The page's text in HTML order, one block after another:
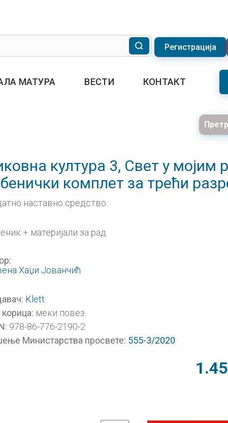
Регистрација
МАТУРА ВЕСТИ КОНТАКТ
култура 3, Свет у мојим
комплет за трећи
наставно средство
+ материјали за рад
Хаџи Јованчић
Klett
меки повез
978-86-776-2190-2
Министарства просвете: 555-3/2020